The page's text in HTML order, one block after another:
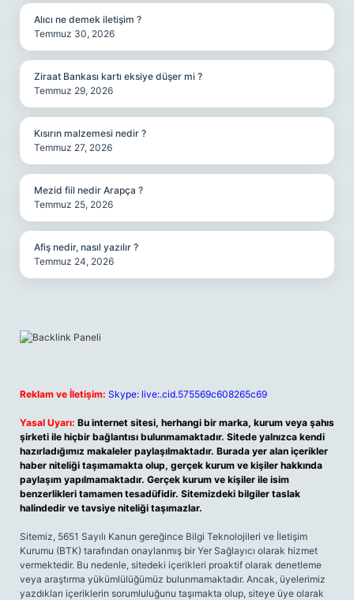
Alıcı ne demek iletişim ?
Temmuz 30, 2026
Ziraat Bankası kartı eksiye düşer mi ?
Temmuz 29, 2026
Kısırın malzemesi nedir ?
Temmuz 27, 2026
Mezid fiil nedir Arapça ?
Temmuz 25, 2026
Afiş nedir, nasıl yazılır ?
Temmuz 24, 2026
Reklam ve İletişim: Skype: live:.cid.575569c608265c69
Yasal Uyarı: Bu internet sitesi, herhangi bir marka, kurum veya şahıs
şirketi ile hiçbir bağlantısı bulunmamaktadır. Sitede yalnızca kendi
hazırladığımız makaleler paylaşılmaktadır. Burada yer alan içerikler
haber niteliği taşımamakta olup, gerçek kurum ve kişiler hakkında
paylaşım yapılmamaktadır. Gerçek kurum ve kişiler ile isim
benzerlikleri tamamen tesadüfidir. Sitemizdeki bilgiler taslak
halindedir ve tavsiye niteliği taşımazlar.
Sitemiz, 5651 Sayılı Kanun gereğince Bilgi Teknolojileri ve İletişim
Kurumu (BTK) tarafından onaylanmış bir Yer Sağlayıcı olarak hizmet
vermektedir. Bu nedenle, sitedeki içerikleri proaktif olarak denetleme
veya araştırma yükümlülüğümüz bulunmamaktadır. Ancak, üyelerimiz
yazdıkları içeriklerin sorumluluğunu taşımakta olup, siteye üye olarak